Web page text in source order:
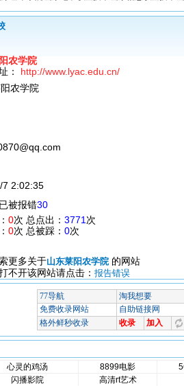
农学院
： http://www.lyac.edu.cn/
农学院
7 2:02:35
被报错30
0次 总点出： 3771 次
0次 总被踩： 0次
更多关于山东莱阳农学院 的网站
不开该网站请点击： 报告错误
心灵的鸡汤 8899电影
闪播影院
高清rt艺术